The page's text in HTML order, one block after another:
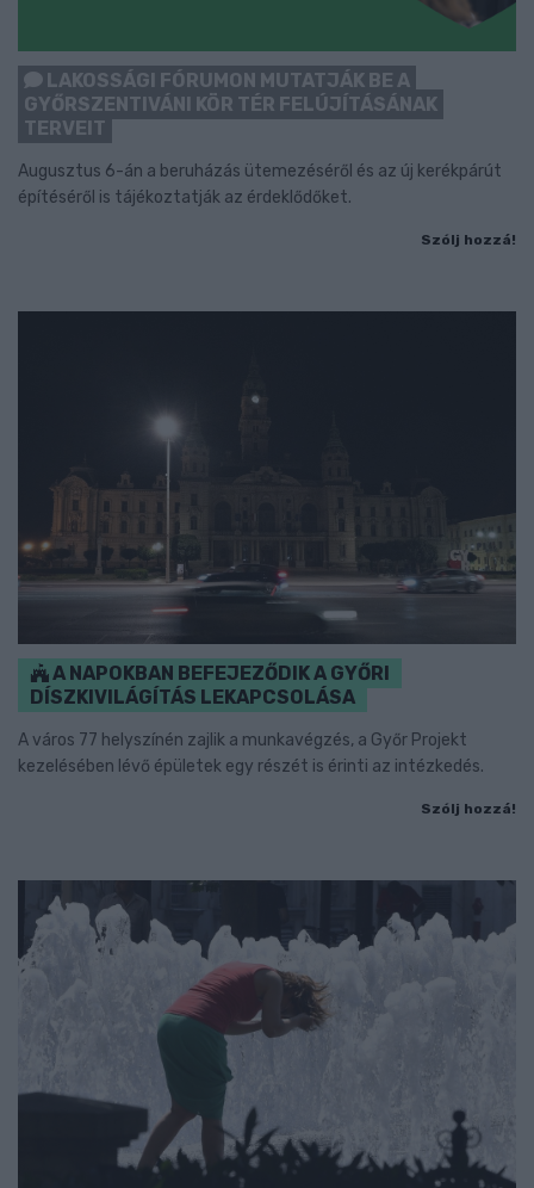
LAKOSSÁGI FÓRUMON MUTATJÁK BE A
GYŐRSZENTIVÁNI KÖR TÉR FELÚJÍTÁSÁNAK
TERVEIT
Augusztus 6-án a beruházás ütemezéséről és az új kerékpárút
építéséről is tájékoztatják az érdeklődőket.
Szólj hozzá!
A NAPOKBAN BEFEJEZŐDIK A GYŐRI
DÍSZKIVILÁGÍTÁS LEKAPCSOLÁSA
A város 77 helyszínén zajlik a munkavégzés, a Győr Projekt
kezelésében lévő épületek egy részét is érinti az intézkedés.
Szólj hozzá!